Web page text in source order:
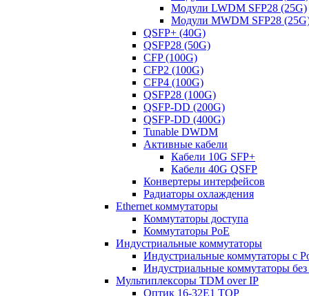
Модули LWDM SFP28 (25G)
Модули MWDM SFP28
QSFP+ (40G)
QSFP28 (50G)
CFP (100G)
CFP2 (100G)
CFP4 (100G)
QSFP28 (100G)
QSFP-DD (200G)
QSFP-DD (400G)
Tunable DWDM
Активные кабели
Кабели 10G SFP+
Кабели 40G QSFP
Конвертеры интерфейсов
Радиаторы охлаждения
Ethernet коммутаторы
Коммутаторы доступа
Коммутаторы PoE
Индустриальные коммутаторы
Индустриальные коммутаторы с
Индустриальные коммутаторы без
Мультиплексоры TDM over IP
Оптик 16-32E1 TOP